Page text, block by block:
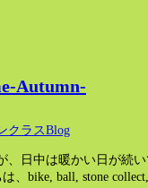
Autumn-
クラスBlog
、日中は暖かい日が続
は、bike, ball, stone